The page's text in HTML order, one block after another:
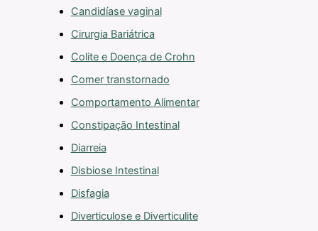
Candidíase vaginal
Cirurgia Bariátrica
Colite e Doença de Crohn
Comer transtornado
Comportamento Alimentar
Constipação Intestinal
Diarreia
Disbiose Intestinal
Disfagia
Diverticulose e Diverticulite